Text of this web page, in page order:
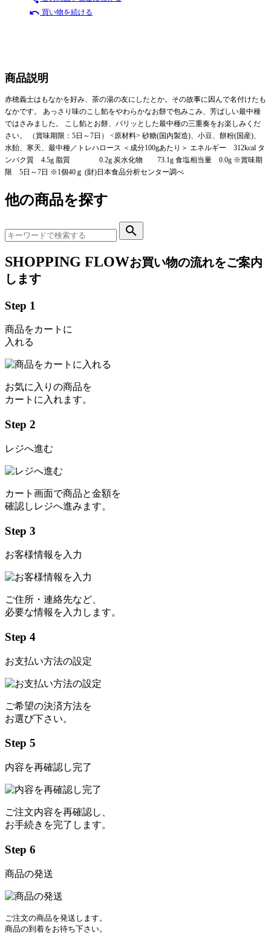
undo 買い物を続ける
商品説明
赤穂義士はもなかを好み、茶の湯の友にしたとか。その故事に因んで名付けたも
なかです。 あっさり味のこし餡をやわらかなお餅で包みこみ、芳ばしい最中種
ではさみました。 こし餡とお餅、パリッとした最中種の三重奏をお楽しみくだ
さい。 （賞味期限：5日～7日） <原材料> 砂糖(国内製造)、小豆、餅粉(国産)、
水飴、寒天、最中種／トレハロース ＜成分100gあたり＞ エネルギー 312kcal タ
ンパク質 4.5g 脂質 0.2g 炭水化物 73.1g 食塩相当量 0.0g ※賞味期
限 5日～7日 ※1個40ｇ (財)日本食品分析センター調べ
他の商品を探す
search
SHOPPING FLOWお買い物の流れをご案内
します
Step 1
商品をカートに
入れる
お気に入りの商品を
カートに入れます。
Step 2
レジへ進む
カート画面で商品と金額を
確認しレジへ進みます。
Step 3
お客様情報を入力
ご住所・連絡先など、
必要な情報を入力します。
Step 4
お支払い方法の設定
ご希望の決済方法を
お選び下さい。
Step 5
内容を再確認し完了
ご注文内容を再確認し、
お手続きを完了します。
Step 6
商品の発送
ご注文の商品を発送します。
商品の到着をお待ち下さい。